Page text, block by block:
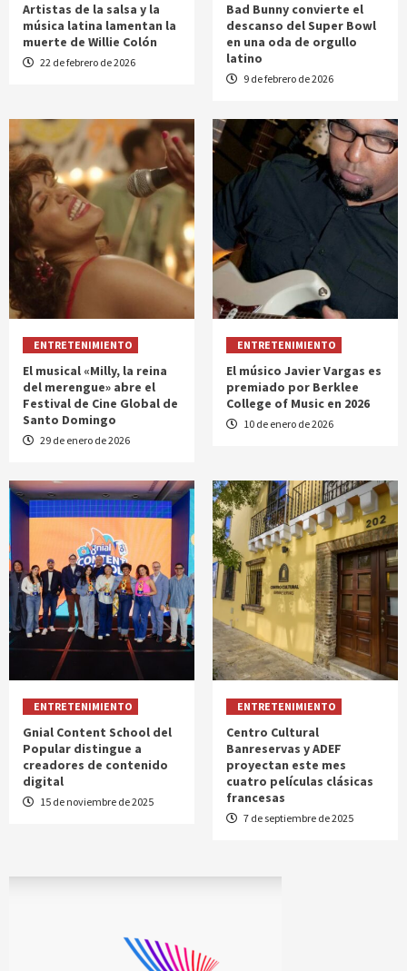
Artistas de la salsa y la
música latina lamentan la
muerte de Willie Colón
22 de febrero de 2026
Bad Bunny convierte el
descanso del Super Bowl
en una oda de orgullo
latino
9 de febrero de 2026
ENTRETENIMIENTO
El musical «Milly, la reina
del merengue» abre el
Festival de Cine Global de
Santo Domingo
29 de enero de 2026
ENTRETENIMIENTO
El músico Javier Vargas es
premiado por Berklee
College of Music en 2026
10 de enero de 2026
ENTRETENIMIENTO
Gnial Content School del
Popular distingue a
creadores de contenido
digital
15 de noviembre de 2025
ENTRETENIMIENTO
Centro Cultural
Banreservas y ADEF
proyectan este mes
cuatro películas clásicas
francesas
7 de septiembre de 2025